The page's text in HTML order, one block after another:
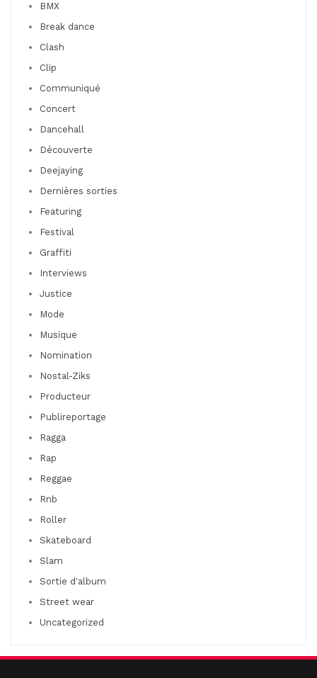
BMX
Break dance
Clash
Clip
Communiqué
Concert
Dancehall
Découverte
Deejaying
Dernières sorties
Featuring
Festival
Graffiti
Interviews
Justice
Mode
Musique
Nomination
Nostal-Ziks
Producteur
Publireportage
Ragga
Rap
Reggae
Rnb
Roller
Skateboard
Slam
Sortie d'album
Street wear
Uncategorized